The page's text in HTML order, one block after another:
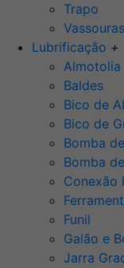
Trapo
Vassouras
Lubrificação +
Almotolia
Baldes
Bico de
Bico de
Bomba
Bomba
Conexão
Funil
Galão e
Jarra